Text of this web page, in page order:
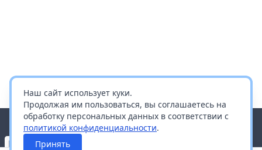
Наш сайт использует куки.
Продолжая им пользоваться, вы соглашаетесь на
обработку персональных данных в соответствии с
политикой конфиденциальности.
Принять